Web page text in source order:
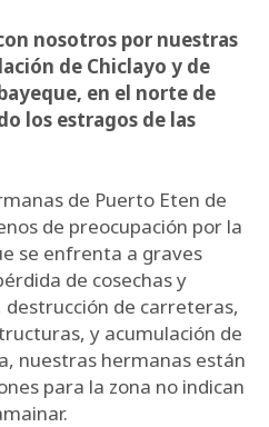
nosotros por nuestras
de Chiclayo y de
en el norte de
los estragos de las
de Puerto Eten de
de preocupación por la
se enfrenta a graves
de cosechas y
destrucción de carreteras,
y acumulación de
nuestras hermanas están
para la zona no indican